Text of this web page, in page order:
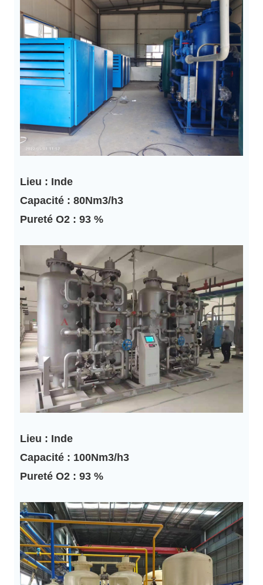
Lieu : Inde
Capacité : 80Nm3/h3
Pureté O2 : 93 %
Lieu : Inde
Capacité : 100Nm3/h3
Pureté O2 : 93 %